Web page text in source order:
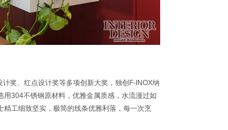
奖、红点设计奖等多项创新大奖，独创F-INOX纳
304不锈钢原材料，优雅金属质感，水流漫过如
工细致坚实，极简的线条优雅利落，每一次烹